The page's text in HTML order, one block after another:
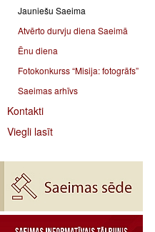
Jauniešu Saeima
Atvērto durvju diena Saeimā
Ēnu diena
Fotokonkurss “Misija: fotogrāfs”
Saeimas arhīvs
Kontakti
Viegli lasīt